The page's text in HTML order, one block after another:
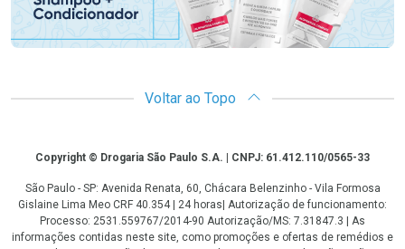
Voltar ao Topo
CopyrightCopyright © Drogaria São Paulo S.A. | CNPJ: 61.412.110/0565-33
São Paulo - SP: Avenida Renata, 60, Chácara Belenzinho - Vila Formosa
Gislaine Lima Meo CRF 40.354 | 24 horas| Autorização de funcionamento:
Processo: 2531.559767/2014-90 Autorização/MS: 7.31847.3 | As
informações contidas neste site, como promoções e ofertas de remédios e